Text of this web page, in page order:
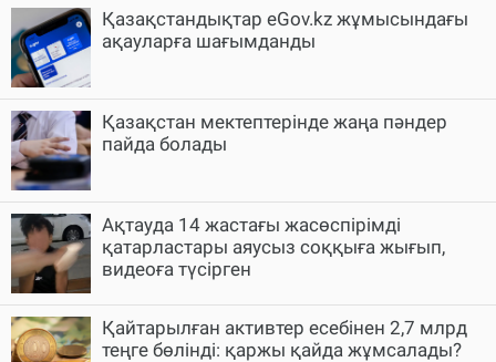
Қазақстандықтар eGov.kz жұмысындағы
ақауларға шағымданды
Қазақстан мектептерінде жаңа пәндер
пайда болады
Ақтауда 14 жастағы жасөспірімді
қатарластары аяусыз соққыға жығып,
видеоға түсірген
Қайтарылған активтер есебінен 2,7 млрд
теңге бөлінді: қаржы қайда жұмсалады?